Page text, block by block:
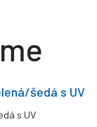
šedá s UV